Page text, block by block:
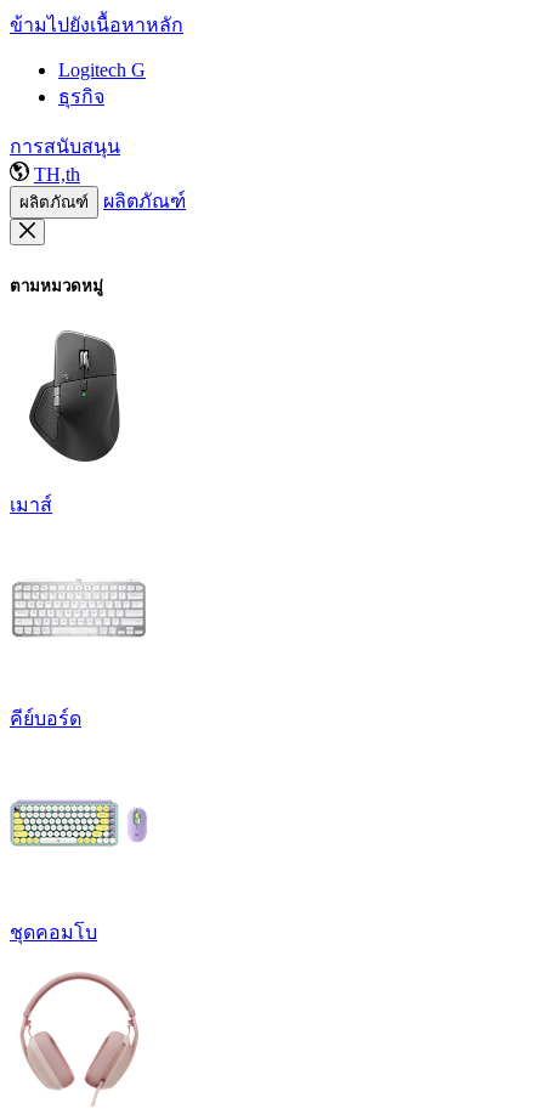
ข้ามไปยังเนื้อหาหลัก
Logitech G
ธุรกิจ
การสนับสนุน
TH,th
ผลิตภัณฑ์ ผลิตภัณฑ์
ตามหมวดหมู่
เมาส์
คีย์บอร์ด
ชุดคอมโบ